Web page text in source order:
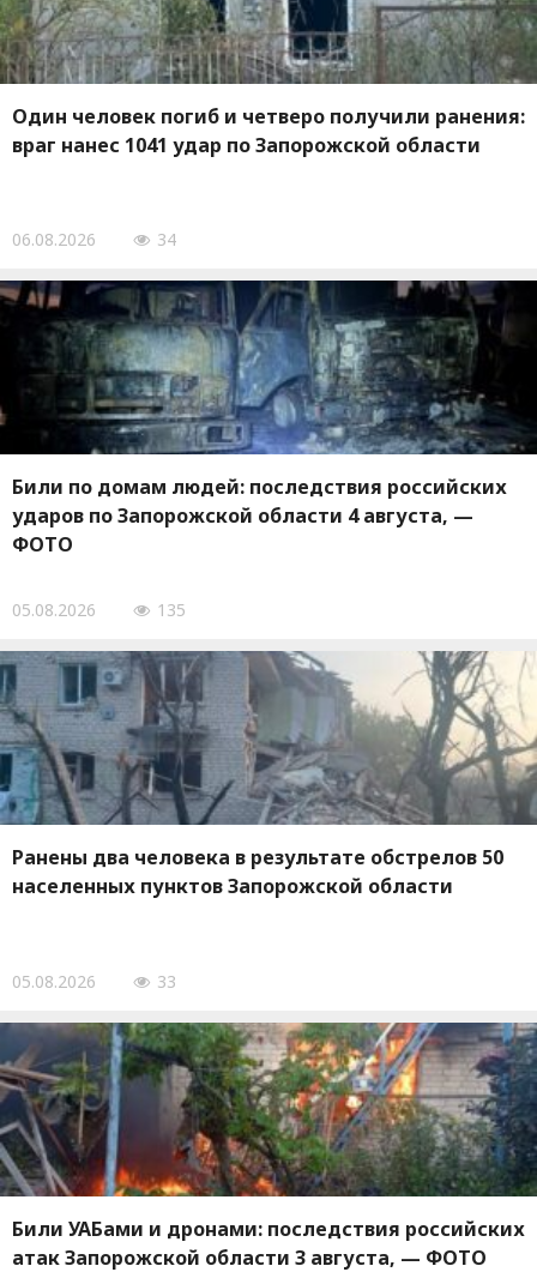
Один человек погиб и четверо получили ранения:
враг нанес 1041 удар по Запорожской области
06.08.2026 34
Били по домам людей: последствия российских
ударов по Запорожской области 4 августа, —
ФОТО
05.08.2026 135
Ранены два человека в результате обстрелов 50
населенных пунктов Запорожской области
05.08.2026 33
Били УАБами и дронами: последствия российских
атак Запорожской области 3 августа, — ФОТО